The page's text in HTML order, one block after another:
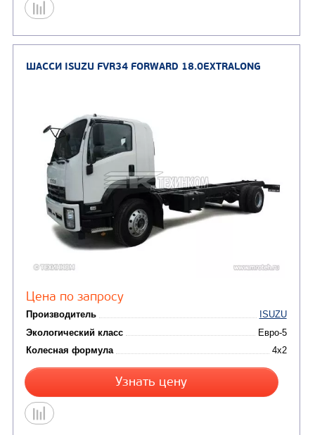
Цена по запросу
Производитель
Экологический класс
Колесная формула
ШАССИ ISUZU CYZ52 GIGA 6X4 SHORT